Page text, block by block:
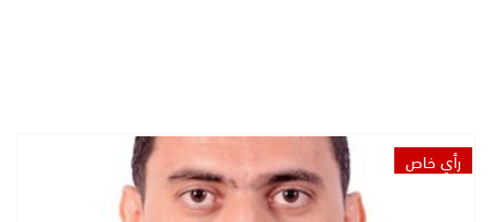
رأي خاص